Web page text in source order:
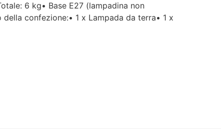
6 kg• Base E27 (lampadina non
confezione:• 1 x Lampada da terra• 1 x